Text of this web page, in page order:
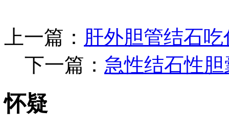
上一篇： 肝外胆管结石
下一篇： 急性结石性
怀疑